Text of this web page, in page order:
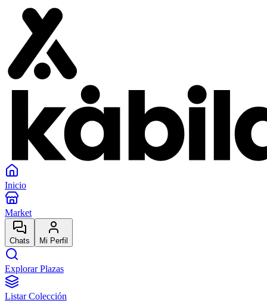
Inicio
Market
Chats Mi Perfil
Explorar Plazas
Listar Colección